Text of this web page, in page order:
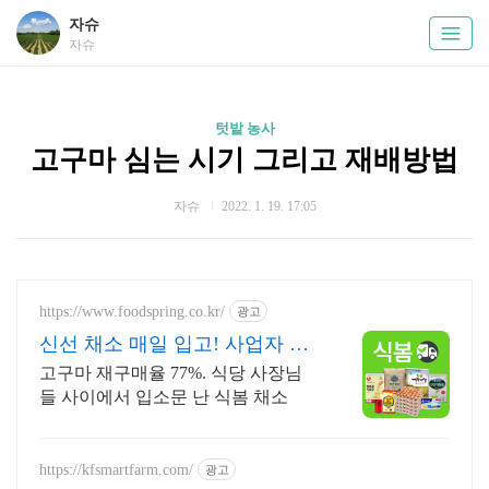
자슈
자슈
텃밭 농사
고구마 심는 시기 그리고 재배방법
자슈 2022. 1. 19. 17:05
https://www.foodspring.co.kr/ 광고
신선 채소 매일 입고! 사업자 전
용 특가
고구마 재구매율 77%. 식당 사장님
들 사이에서 입소문 난 식봄 채소
https://kfsmartfarm.com/ 광고